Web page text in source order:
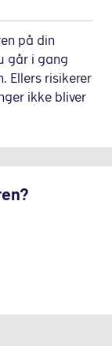
på din
går i gang
Ellers risikerer
ikke bliver